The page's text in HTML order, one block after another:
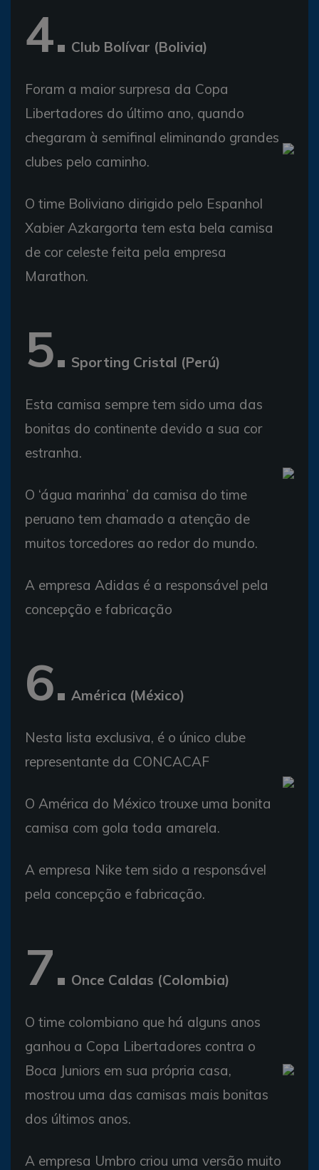
4. Club Bolívar (Bolivia)
Foram a maior surpresa da Copa
Libertadores do último ano, quando
chegaram à semifinal eliminando grandes
clubes pelo caminho.
O time Boliviano dirigido pelo Espanhol
Xabier Azkargorta tem esta bela camisa
de cor celeste feita pela empresa
Marathon.
5. Sporting Cristal (Perú)
Esta camisa sempre tem sido uma das
bonitas do continente devido a sua cor
estranha.
O ‘água marinha’ da camisa do time
peruano tem chamado a atenção de
muitos torcedores ao redor do mundo.
A empresa Adidas é a responsável pela
concepção e fabricação
6. América (México)
Nesta lista exclusiva, é o único clube
representante da CONCACAF
O América do México trouxe uma bonita
camisa com gola toda amarela.
A empresa Nike tem sido a responsável
pela concepção e fabricação.
7. Once Caldas (Colombia)
O time colombiano que há alguns anos
ganhou a Copa Libertadores contra o
Boca Juniors em sua própria casa,
mostrou uma das camisas mais bonitas
dos últimos anos.
A empresa Umbro criou uma versão muito